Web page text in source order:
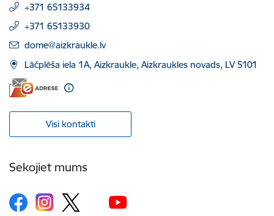
+371 65133934
+371 65133930
E-pasts:
dome@aizkraukle.lv
Lāčplēša iela 1A, Aizkraukle, Aizkraukles novads, LV 5101
Visi kontakti
Sekojiet mums